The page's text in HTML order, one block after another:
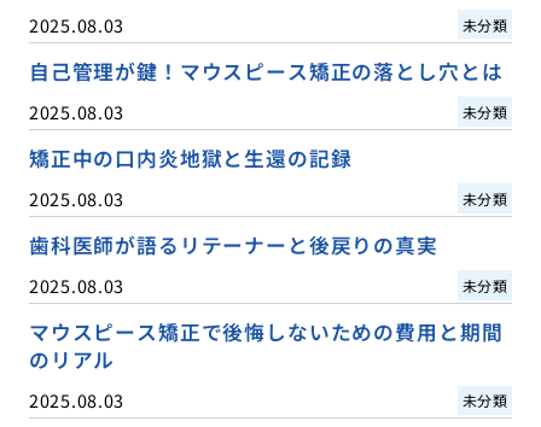
2025.08.03 未分類
自己管理が鍵！マウスピース矯正の落とし穴とは
2025.08.03 未分類
矯正中の口内炎地獄と生還の記録
2025.08.03 未分類
歯科医師が語るリテーナーと後戻りの真実
2025.08.03 未分類
マウスピース矯正で後悔しないための費用と期間
のリアル
2025.08.03 未分類